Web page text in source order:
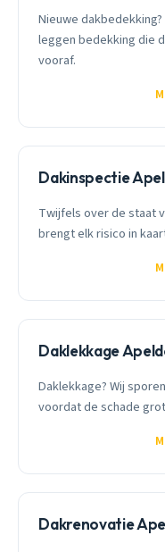
Nieuwe
leggen bedekking die
vooraf.
Dakinspectie
Twijfels over de staat
brengt elk risico in
Daklekkage
Daklekkage? Wij
voordat de schade
Dakrenovatie